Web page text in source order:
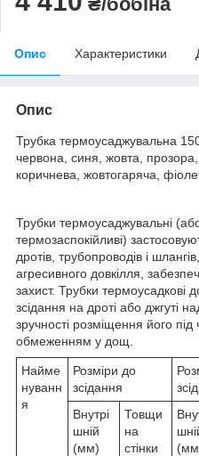
Опис Характеристики
Опис
Трубка термоусаджувальна
червона, синя, жовта, прозора,
коричнева, жовтогаряча,
Трубки термоусаджувальні
термозаспокійливі)
дротів, трубопроводів і
агресивного довкілля,
захист. Трубки термоусадкові
зсідання на дроті або джгуті
зручності розміщення його
обмеженням у дощ.
Найме
нуванн
я
Розміри до
зсідання
Внутрі
шній
(мм)
Товщи
на
стінки